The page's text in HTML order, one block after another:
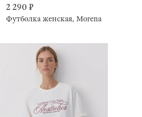
2 290 ₽
Футболка женская, Morena